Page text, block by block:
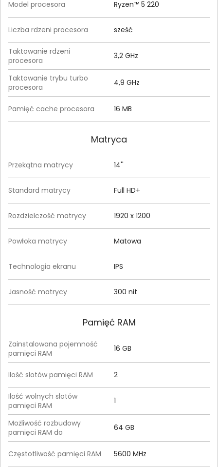
Model procesora Ryzen™ 5 220
Liczba rdzeni procesora sześć
Taktowanie rdzeni
procesora
3,2 GHz
Taktowanie trybu turbo
procesora
4,9 GHz
Pamięć cache procesora 16 MB
Matryca
Przekątna matrycy 14''
Standard matrycy Full HD+
Rozdzielczość matrycy 1920 x 1200
Powłoka matrycy Matowa
Technologia ekranu IPS
Jasność matrycy 300 nit
Pamięć RAM
Zainstalowana pojemność
pamięci RAM
16 GB
Ilość slotów pamięci RAM 2
Ilość wolnych slotów
pamięci RAM
1
Możliwość rozbudowy
pamięci RAM do
64 GB
Częstotliwość pamięci RAM 5600 MHz